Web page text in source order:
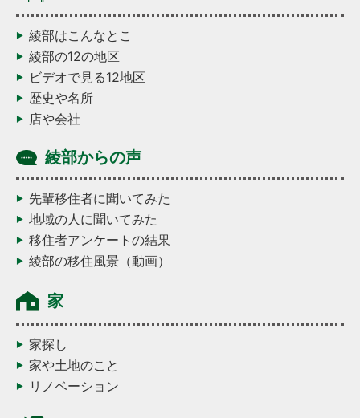
綾部はこんなとこ
綾部の12の地区
ビデオで見る12地区
歴史や名所
店や会社
綾部からの声
先輩移住者に聞いてみた
地域の人に聞いてみた
移住者アンケートの結果
綾部の移住風景（動画）
家
家探し
家や土地のこと
リノベーション